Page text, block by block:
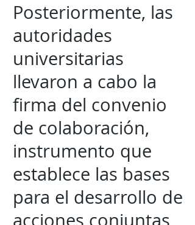
Posteriormente, las
autoridades
universitarias
llevaron a cabo la
firma del convenio
de colaboración,
instrumento que
establece las bases
para el desarrollo de
acciones conjuntas